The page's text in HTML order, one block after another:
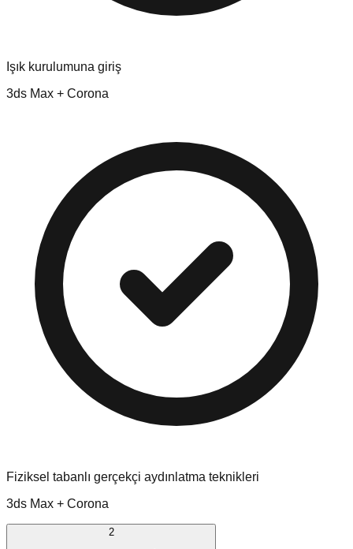
Işık kurulumuna giriş
3ds Max + Corona
Fiziksel tabanlı gerçekçi aydınlatma teknikleri
3ds Max + Corona
2